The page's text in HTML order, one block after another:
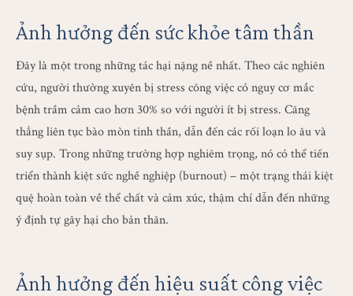
Ảnh hưởng đến sức khỏe tâm thần
Đây là một trong những tác hại nặng nề nhất. Theo các nghiên
cứu, người thường xuyên bị stress công việc có nguy cơ mắc
bệnh trầm cảm cao hơn 30% so với người ít bị stress. Căng
thẳng liên tục bào mòn tinh thần, dẫn đến các rối loạn lo âu và
suy sụp. Trong những trường hợp nghiêm trọng, nó có thể tiến
triển thành kiệt sức nghề nghiệp (burnout) – một trạng thái kiệt
quệ hoàn toàn về thể chất và cảm xúc, thậm chí dẫn đến những
ý định tự gây hại cho bản thân.
Ảnh hưởng đến hiệu suất công việc